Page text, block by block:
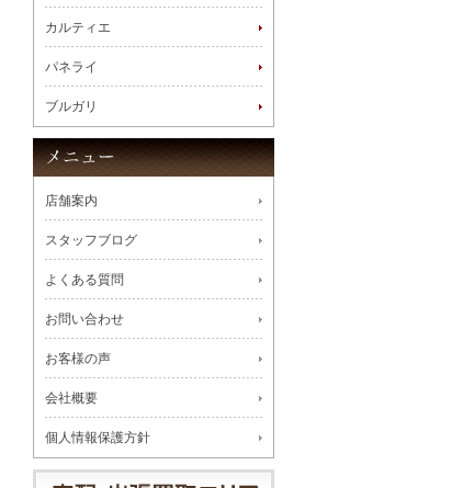
カルティエ
パネライ
ブルガリ
店舗案内
スタッフブログ
よくある質問
お問い合わせ
お客様の声
会社概要
個人情報保護方針